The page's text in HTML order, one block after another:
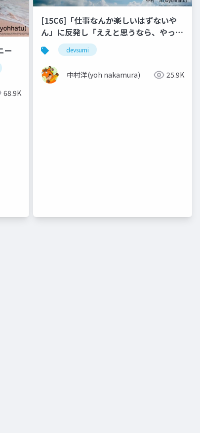
ー
68.9K
[15C6]「仕事なんか楽しいはずないや
ん」に反発し「ええと思うなら、やった
らよろしいやん」を胸に歩んできた話
_2
devsumi
中村洋(yoh nakamura) 25.9K